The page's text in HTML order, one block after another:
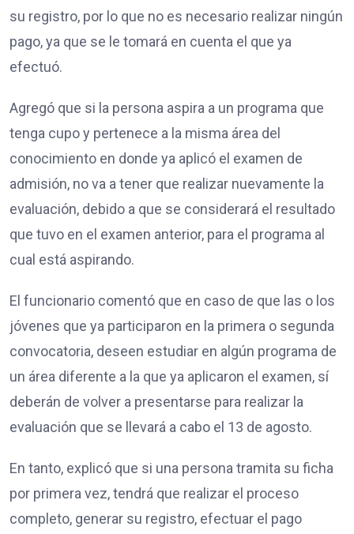
su registro, por lo que no es necesario realizar ningún
pago, ya que se le tomará en cuenta el que ya
efectuó.
Agregó que si la persona aspira a un programa que
tenga cupo y pertenece a la misma área del
conocimiento en donde ya aplicó el examen de
admisión, no va a tener que realizar nuevamente la
evaluación, debido a que se considerará el resultado
que tuvo en el examen anterior, para el programa al
cual está aspirando.
El funcionario comentó que en caso de que las o los
jóvenes que ya participaron en la primera o segunda
convocatoria, deseen estudiar en algún programa de
un área diferente a la que ya aplicaron el examen, sí
deberán de volver a presentarse para realizar la
evaluación que se llevará a cabo el 13 de agosto.
En tanto, explicó que si una persona tramita su ficha
por primera vez, tendrá que realizar el proceso
completo, generar su registro, efectuar el pago